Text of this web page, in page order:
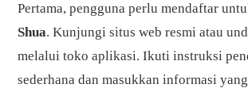
Pertama, pengguna perlu mendaftar
Shua. Kunjungi situs web resmi atau
melalui toko aplikasi. Ikuti instruksi
sederhana dan masukkan informasi